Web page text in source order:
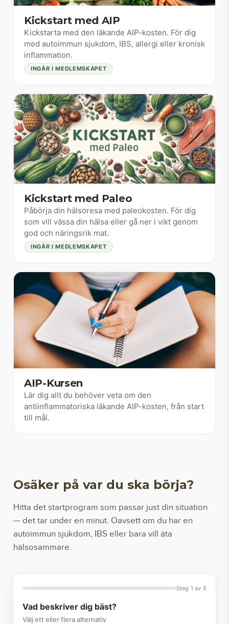
Kickstart med AIP
Kickstarta med den läkande AIP-kosten. För dig
med autoimmun sjukdom, IBS, allergi eller kronisk
inflammation.
INGÅR I MEDLEMSKAPET
Kickstart med Paleo
Påbörja din hälsoresa med paleokosten. För dig
som vill vässa din hälsa eller gå ner i vikt genom
god och näringsrik mat.
INGÅR I MEDLEMSKAPET
AIP-Kursen
Lär dig allt du behöver veta om den
antiinflammatoriska läkande AIP-kosten, från start
till mål.
Osäker på var du ska börja?
Hitta det startprogram som passar just din situation
— det tar under en minut. Oavsett om du har en
autoimmun sjukdom, IBS eller bara vill äta
hälsosammare.
Steg 1 av 5
Vad beskriver dig bäst?
Välj ett eller flera alternativ